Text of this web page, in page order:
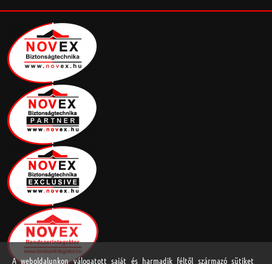
A weboldalunkon válogatott saját és harmadik féltől származó sütiket